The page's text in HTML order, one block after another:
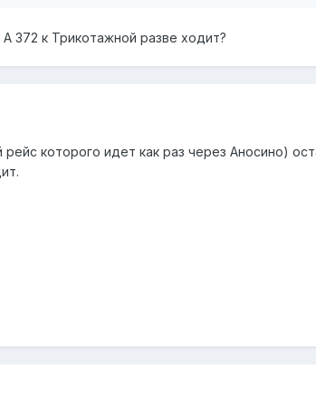
372 к Трикотажной разве ходит?
которого идет как раз через Аносино)